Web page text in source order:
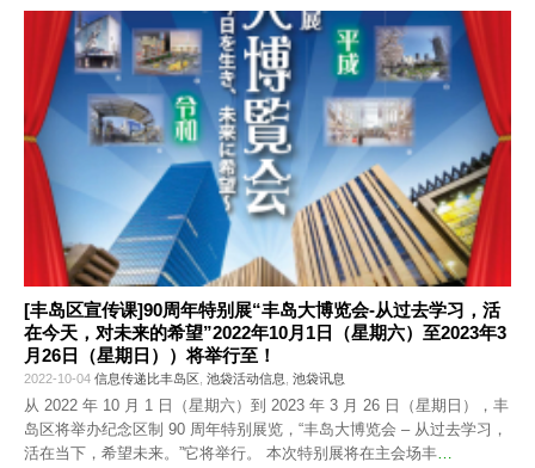
[丰岛区宣传课]90周年特别展“丰岛大博览会-从过去学习，活
在今天，对未来的希望”2022年10月1日（星期六）至2023年3
月26日（星期日））将举行至！
2022-10-04 信息传递比丰岛区 池袋活动信息 池袋讯息
从 2022 年 10 月 1 日（星期六）到 2023 年 3 月 26 日（星期日），丰
岛区将举办纪念区制 90 周年特别展览，“丰岛大博览会 – 从过去学习，
活在当下，希望未来。”它将举行。 本次特别展将在主会场丰